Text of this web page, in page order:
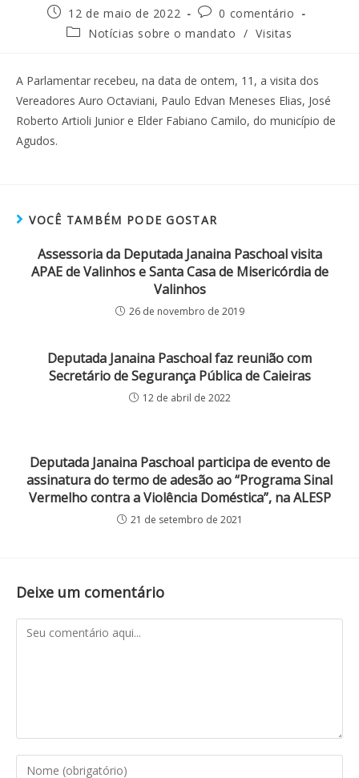
12 de maio de 2022
0 comentário
Notícias sobre o mandato / Visitas
A Parlamentar recebeu, na data de ontem, 11, a visita dos
Vereadores Auro Octaviani, Paulo Edvan Meneses Elias, José
Roberto Artioli Junior e Elder Fabiano Camilo, do município de
Agudos.
VOCÊ TAMBÉM PODE GOSTAR
Assessoria da Deputada Janaina Paschoal visita
APAE de Valinhos e Santa Casa de Misericórdia de
Valinhos
26 de novembro de 2019
Deputada Janaina Paschoal faz reunião com
Secretário de Segurança Pública de Caieiras
12 de abril de 2022
Deputada Janaina Paschoal participa de evento de
assinatura do termo de adesão ao “Programa Sinal
Vermelho contra a Violência Doméstica”, na ALESP
21 de setembro de 2021
Deixe um comentário